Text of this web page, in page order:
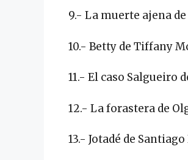
9.- La muerte ajena
10.- Betty de Tiffany
11.- El caso Salgueiro
12.- La forastera de
13.- Jotadé de